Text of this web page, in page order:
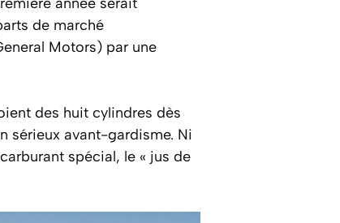
de marché
Motors) par une
des huit cylindres dès
sérieux avant-gardisme. Ni
spécial, le « jus de